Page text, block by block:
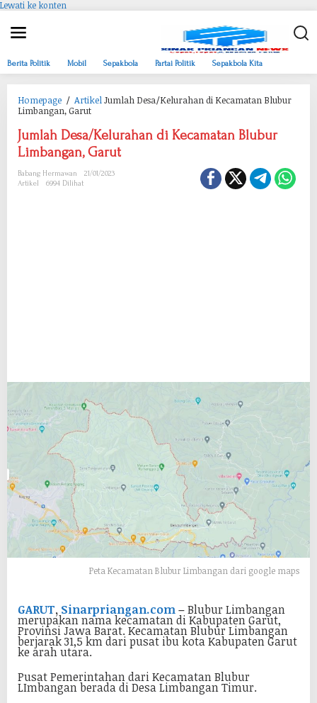
Lewati ke konten
Berita Politik Mobil Sepakbola Partai Politik Sepakbola Kita
Homepage / ArtikelJumlah Desa/Kelurahan di Kecamatan Blubur
Limbangan, Garut
Jumlah Desa/Kelurahan di Kecamatan Blubur
Limbangan, Garut
Babang Hermawan
21/01/2023
Artikel
6994 Dilihat
Peta Kecamatan Blubur Limbangan dari google maps
GARUT, Sinarpriangan.com–Blubur Limbangan
merupakan nama kecamatan di Kabupaten Garut,
Provinsi Jawa Barat. Kecamatan Blubur Limbangan
berjarak 31,5 km dari pusat ibu kota Kabupaten Garut
ke arah utara.
Pusat Pemerintahan dari Kecamatan Blubur
LImbangan berada di Desa Limbangan Timur.